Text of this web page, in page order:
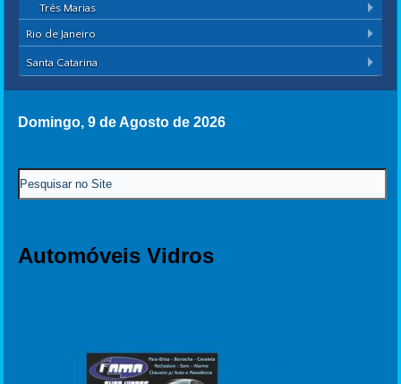
Três Marias
Rio de Janeiro
Santa Catarina
Domingo, 9 de Agosto de 2026
Automóveis Vidros